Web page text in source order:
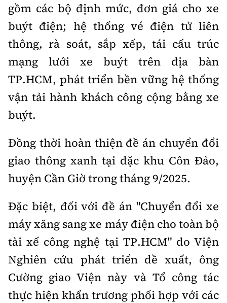
gồm các bộ định mức, đơn giá cho xe
buýt điện; hệ thống vé điện tử liên
thông, rà soát, sắp xếp, tái cấu trúc
mạng lưới xe buýt trên địa bàn
TP.HCM, phát triển bền vững hệ thống
vận tải hành khách công cộng bằng xe
buýt.
Đồng thời hoàn thiện đề án chuyển đổi
giao thông xanh tại đặc khu Côn Đảo,
huyện Cần Giờ trong tháng 9/2025.
Đặc biệt, đối với đề án "Chuyển đổi xe
máy xăng sang xe máy điện cho toàn bộ
tài xế công nghệ tại TP.HCM" do Viện
Nghiên cứu phát triển đề xuất, ông
Cường giao Viện này và Tổ công tác
thực hiện khẩn trương phối hợp với các